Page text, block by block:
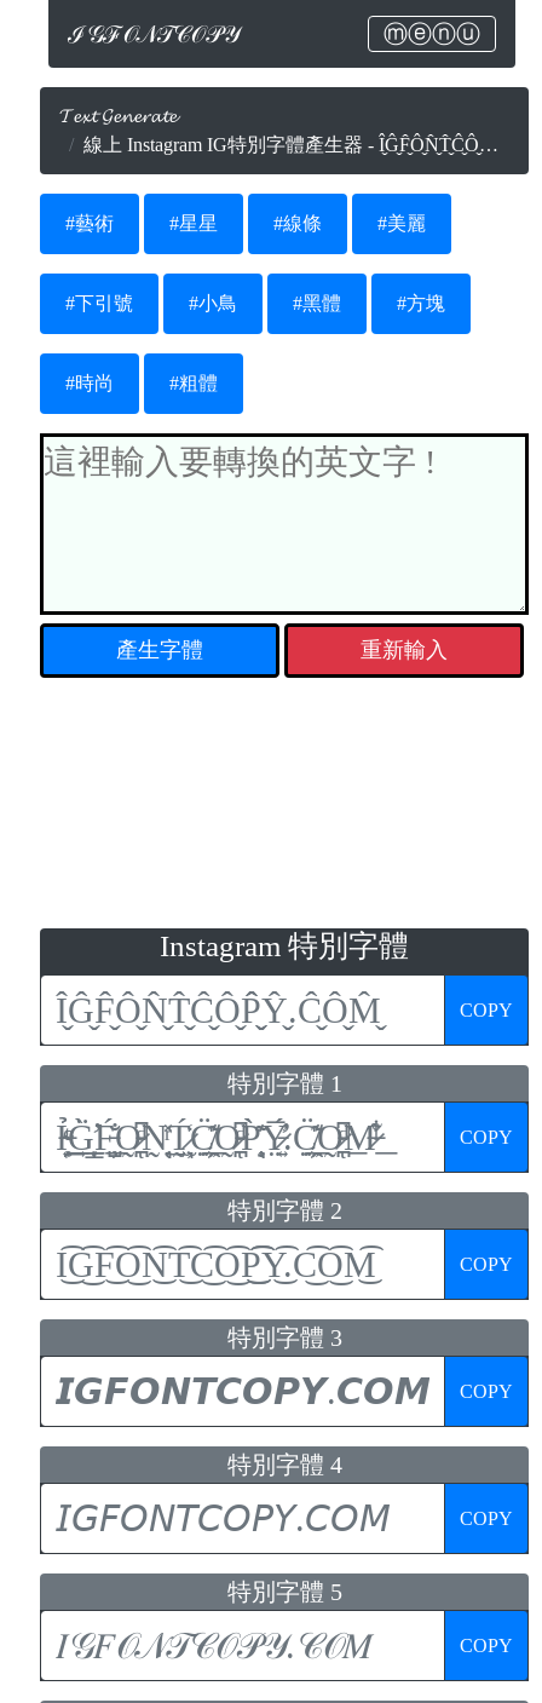
ℐ𝒢ℱ𝒪𝒩𝒯𝒞𝒪𝒫𝒴 ⓜⓔⓝⓤ
𝓣𝓮𝔁𝓽 𝓖𝓮𝓷𝓮𝓻𝓪𝓽𝓮
線上 Instagram IG特別字體產生器 - Î̬Ĝ̬F̬̂Ô̬N̬̂T̬̂Ĉ̬Ô̬P̬̬̂̂Ŷ̬.Ĉ̬Ô̬M̬̂
#藝術 #星星 #線條 #美麗
#下引號 #小鳥 #黑體 #方塊
#時尚 #粗體
重新輸入
Instagram 特別字體
COPY
特別字體 1
COPY
特別字體 2
COPY
特別字體 3
COPY
特別字體 4
COPY
特別字體 5
COPY